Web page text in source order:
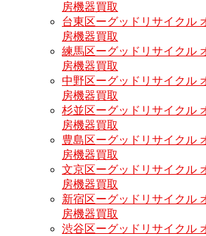
房機器買取
台東区ーグッドリサイクル
房機器買取
練馬区ーグッドリサイクル
房機器買取
中野区ーグッドリサイクル
房機器買取
杉並区ーグッドリサイクル
房機器買取
豊島区ーグッドリサイクル
房機器買取
文京区ーグッドリサイクル
房機器買取
新宿区ーグッドリサイクル
房機器買取
渋谷区ーグッドリサイクル